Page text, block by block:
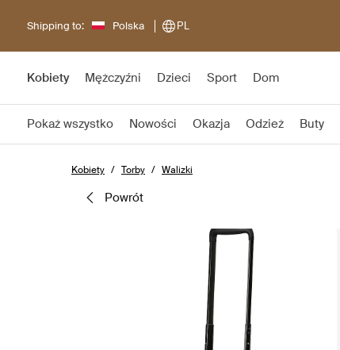
Shipping to: Polska PL
Kobiety Mężczyźni Dzieci Sport Dom
Pokaż wszystko Nowości Okazja Odzież Buty
Kobiety Torby Walizki
powrót